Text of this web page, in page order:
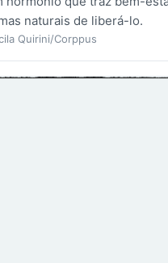
naturais de liberá-lo.
Quirini/Corppus